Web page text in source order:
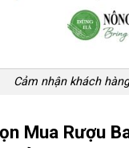
Cảm nhận khách hàng
Mua Rượu